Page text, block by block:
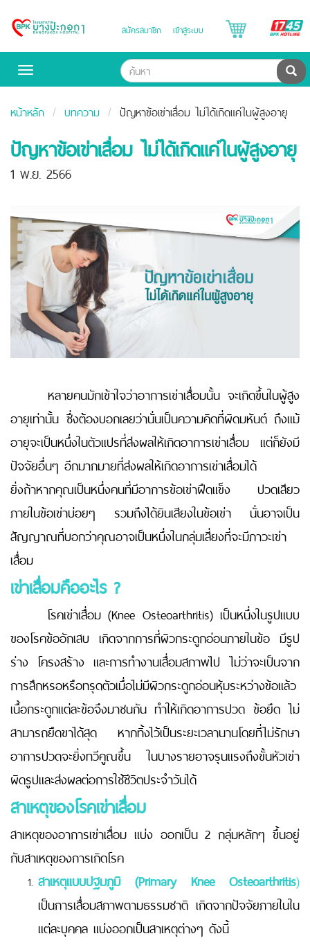
Bangpakok
สมัครสมาชิก เข้าสู่ระบบ
Toggle
ค้น
หน้าหลัก บทความ ปัญหาข้อเข่าเสื่อม ไม่ได้เกิดแค่ในผู้สูงอายุ
ปัญหาข้อเข่าเสื่อม ไม่ได้เกิดแค่ในผู้สูงอายุ
1 พ.ย. 2566
หลายคนมักเข้าใจว่าอาการเข่าเสื่อมนั้น จะเกิดขึ้นในผู้สูง
อายุเท่านั้น ซึ่งต้องบอกเลยว่านั่นเป็นความคิดที่ผิดมหันต์ ถึงแม้
อายุจะเป็นหนึ่งในตัวแปรที่ส่งผลให้เกิดอาการเข่าเสื่อม แต่ก็ยังมี
ปัจจัยอื่นๆ อีกมากมายที่ส่งผลให้เกิดอาการเข่าเสื่อมได้
ยิ่งถ้าหากคุณเป็นหนึ่งคนที่มีอาการข้อเข่าฝืดแข็ง ปวดเสียว
ภายในข้อเข่าบ่อยๆ รวมถึงได้ยินเสียงในข้อเข่า นั่นอาจเป็น
สัญญาณที่บอกว่าคุณอาจเป็นหนึ่งในกลุ่มเสี่ยงที่จะมีภาวะเข่า
เสื่อม
เข่าเสื่อมคืออะไร ?
โรคเข่าเสื่อม (Knee Osteoarthritis) เป็นหนึ่งในรูปแบบ
ของโรคข้ออักเสบ เกิดจากการที่ผิวกระดูกอ่อนภายในข้อ มีรูป
ร่าง โครงสร้าง และการทำงานเสื่อมสภาพไป ไม่ว่าจะเป็นจาก
การสึกหรอหรือทรุดตัวเมื่อไม่มีผิวกระดูกอ่อนหุ้มระหว่างข้อแล้ว
เนื้อกระดูกแต่ละข้อจึงมาชนกัน ทำให้เกิดอาการปวด ข้อยึด ไม่
สามารถยืดขาได้สุด หากทิ้งไว้เป็นระยะเวลานานโดยที่ไม่รักษา
อาการปวดจะยิ่งทวีคูณขึ้น ในบางรายอาจรุนแรงถึงขั้นหัวเข่า
ผิดรูปและส่งผลต่อการใช้ชีวิตประจำวันได้
สาเหตุของโรคเข่าเสื่อม
สาเหตุของอาการเข่าเสื่อม แบ่ง ออกเป็น 2 กลุ่มหลักๆ ขึ้นอยู่
กับสาเหตุของการเกิดโรค
สาเหตุแบบปฐมภูมิ (Primary Knee Osteoarthritis)
เป็นการเสื่อมสภาพตามธรรมชาติ เกิดจากปัจจัยภายในใน
แต่ละบุคคล แบ่งออกเป็นสาเหตุต่างๆ ดังนี้